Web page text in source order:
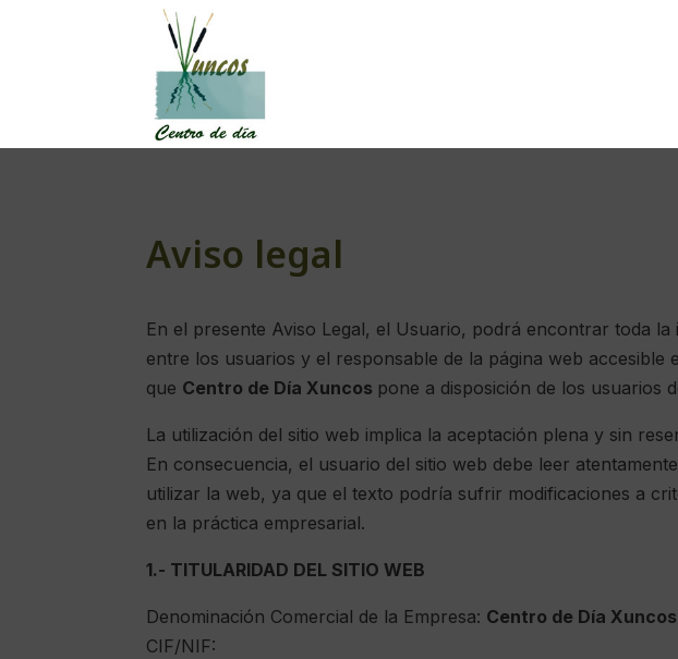
Aviso legal
En el presente Aviso Legal, el Usuario, podrá encontrar toda
entre los usuarios y el responsable de la página web accesible
que Centro de Día Xuncos pone a disposición de los usuarios
La utilización del sitio web implica la aceptación plena y sin
En consecuencia, el usuario del sitio web debe leer
utilizar la web, ya que el texto podría sufrir modificaciones a
en la práctica empresarial.
1.- TITULARIDAD DEL SITIO WEB
Denominación Comercial de la Empresa: Centro de Día Xuncos
CIF/NIF: